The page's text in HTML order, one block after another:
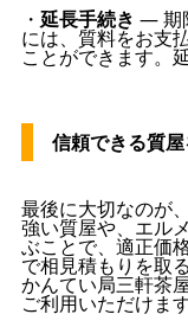
・ 延長手続き — 期
には、質料をお支
ことができます。
信頼できる質
最後に大切なのが
強い質屋や、エル
ぶことで、適正価
で相見積もりを取
かんてい局三軒茶
ご利用いただけま